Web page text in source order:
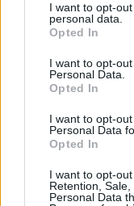
not limited to your
grant or deny
use your data for
consent section.
I want to opt-
personal data.
Opted In
I want to opt-
Personal Data.
Opted In
I want to opt-
Personal Data
Opted In
I want to opt-
Retention,
Personal Data
ako si ju
Úloha
hmotnosti
Štúdie ukazujú,
energiu. To